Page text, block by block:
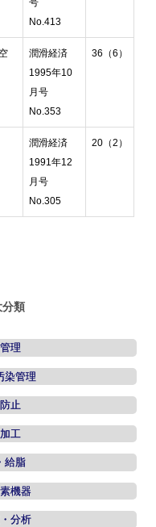
号
No.413
潤滑経済
1995年10
月号
No.353
36（6）
潤滑経済
1991年12
月号
No.305
20（2）
分類
理
染管理
止
工
給脂
機器
分析